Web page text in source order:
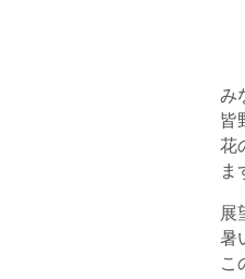
み
皆
花
ま
展
暑
こ